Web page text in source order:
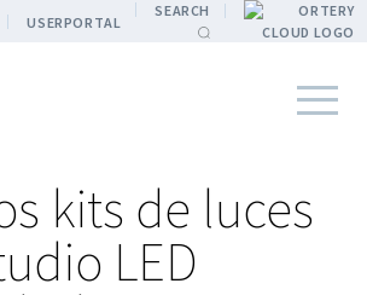
USERPORTAL
SEARCH
kits de luces
LED